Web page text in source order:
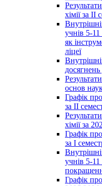
хімії за
учнів 5-11
як
ліцеї
основ
Графік
за ІІ
хімії за
Графік
за І
учнів 5-11
Графік